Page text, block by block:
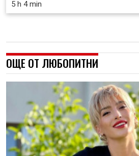
5 h 4 min
ОЩЕ ОТ ЛЮБОПИТНИ